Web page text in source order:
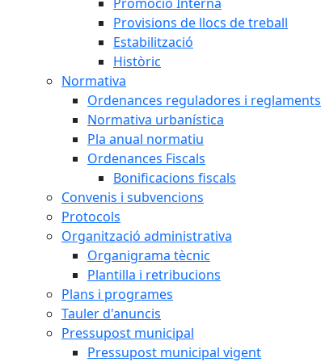
Provisions de llocs de treball
Estabilització
Històric
Normativa
Ordenances reguladores i reglaments
Normativa urbanística
Pla anual normatiu
Ordenances Fiscals
Bonificacions fiscals
Convenis i subvencions
Protocols
Organització administrativa
Organigrama tècnic
Plantilla i retribucions
Plans i programes
Tauler d'anuncis
Pressupost municipal
Pressupost municipal vigent